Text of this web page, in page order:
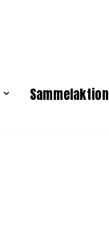
Sammelaktion